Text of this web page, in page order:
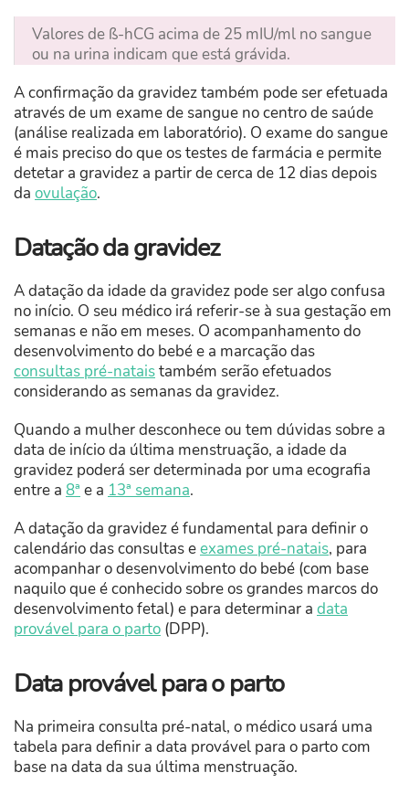
Valores de ß-hCG acima de 25 mIU/ml no sangue
ou na urina indicam que está grávida.
A confirmação da gravidez também pode ser efetuada
através de um exame de sangue no centro de saúde
(análise realizada em laboratório). O exame do sangue
é mais preciso do que os testes de farmácia e permite
detetar a gravidez a partir de cerca de 12 dias depois
da ovulação.
Datação da gravidez
A datação da idade da gravidez pode ser algo confusa
no início. O seu médico irá referir-se à sua gestação em
semanas e não em meses. O acompanhamento do
desenvolvimento do bebé e a marcação das
consultas pré-nataistambém serão efetuados
considerando as semanas da gravidez.
Quando a mulher desconhece ou tem dúvidas sobre a
data de início da última menstruação, a idade da
gravidez poderá ser determinada por uma ecografia
entre a 8ª e a 13ª semana.
A datação da gravidez é fundamental para definir o
calendário das consultas eexames pré-natais, para
acompanhar o desenvolvimento do bebé (com base
naquilo que é conhecido sobre os grandes marcos do
desenvolvimento fetal) e para determinar a data
provável para o parto (DPP).
Data provável para o parto
Na primeira consulta pré-natal, o médico usará uma
tabela para definir a data provável para o parto com
base na data da sua última menstruação.